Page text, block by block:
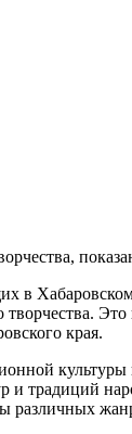
края.
и традиций
различных